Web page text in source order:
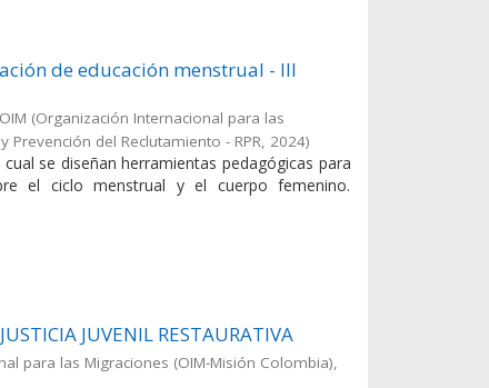
de educación menstrual - III
(Organización Internacional para las
Prevención del Reclutamiento - RPR, 2024)
se diseñan herramientas pedagógicas para
el ciclo menstrual y el cuerpo femenino.
JUVENIL RESTAURATIVA
para las Migraciones (OIM-Misión Colombia),